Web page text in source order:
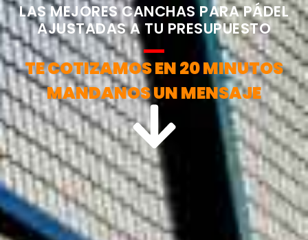
LAS MEJORES CANCHAS PARA PÁDEL
AJUSTADAS A TU PRESUPUESTO
TE COTIZAMOS EN 20 MINUTOS
MANDANOS UN MENSAJE